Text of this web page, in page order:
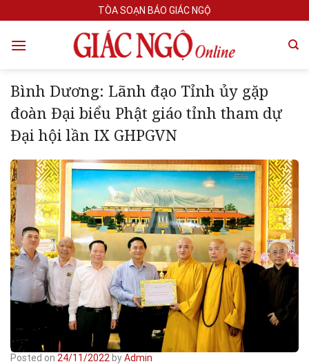
to
content
TÒA SOẠN BÁO GIÁC NGỘ
Bình Dương: Lãnh đạo Tỉnh ủy gặp
đoàn Đại biểu Phật giáo tỉnh tham dự
Đại hội lần IX GHPGVN
Posted on 24/11/2022 byAdmin